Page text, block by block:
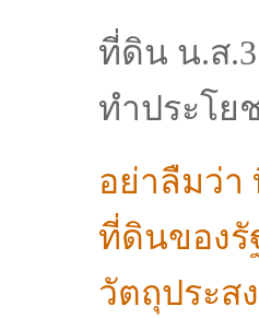
ที่ดิน น.ส
ทำประโย
อย่าลืมว่า
ที่ดินของรั
วัตถุประส